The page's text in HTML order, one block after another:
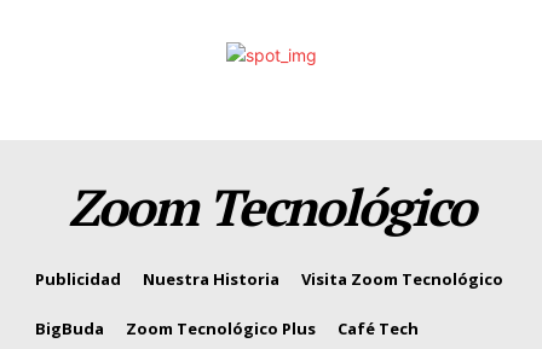
Zoom Tecnológico
Publicidad Nuestra Historia Visita Zoom Tecnológico
BigBuda Zoom Tecnológico Plus Café Tech